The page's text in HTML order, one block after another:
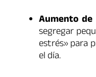
Aumento
segregar
estrés» para
el día.